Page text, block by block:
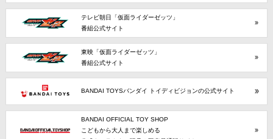
テレビ朝日「仮面ライダーゼッツ」
番組公式サイト
東映「仮面ライダーゼッツ」
番組公式サイト
BANDAI TOYSバンダイ トイディビジョンの公式サイト
BANDAI OFFICIAL TOY SHOP
こどもから大人まで楽しめる